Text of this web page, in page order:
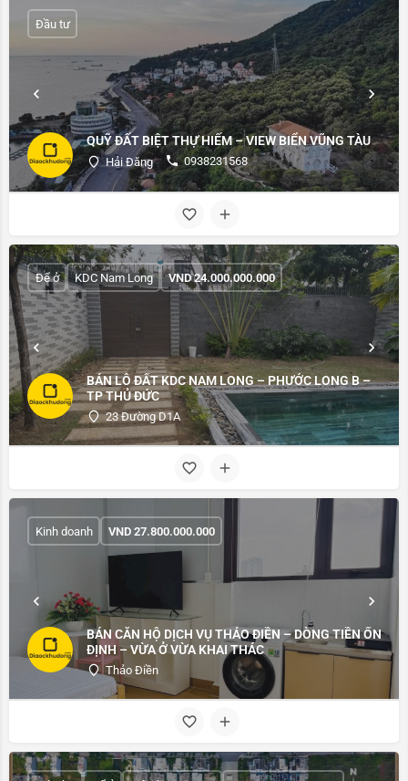
QUỸ ĐẤT BIỆT THỰ HIẾM – VIEW BIỂN VŨNG TÀU
Hải Đăng 0938231568
Đầu tư
BÁN LÔ ĐẤT KDC NAM LONG – PHƯỚC LONG B –
TP THỦ ĐỨC
23 Đường D1A
Để ở KDC Nam Long VND24.000.000.000
BÁN CĂN HỘ DỊCH VỤ THẢO ĐIỀN – DÒNG TIỀN ỔN
ĐỊNH – VỪA Ở VỪA KHAI THÁC
Thảo Điền
Kinh doanh VND 27.800.000.000